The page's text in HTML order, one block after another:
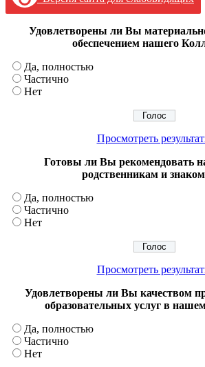
Удовлетворены ли Вы
обеспечением нашего
Да, полностью
Частично
Нет
Просмотреть
Готовы ли Вы рекомендовать
родственникам и
Да, полностью
Частично
Нет
Просмотреть
Удовлетворены ли Вы качеством
образовательных услуг в
Да, полностью
Частично
Нет